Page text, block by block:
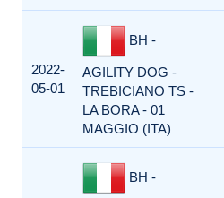
2022-
05-01
BH -
AGILITY DOG -
TREBICIANO TS -
LA BORA - 01
MAGGIO (ITA)
BH -